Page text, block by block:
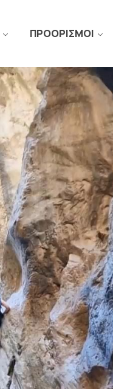
ΠΡΟΟΡΙΣΜΟΙ